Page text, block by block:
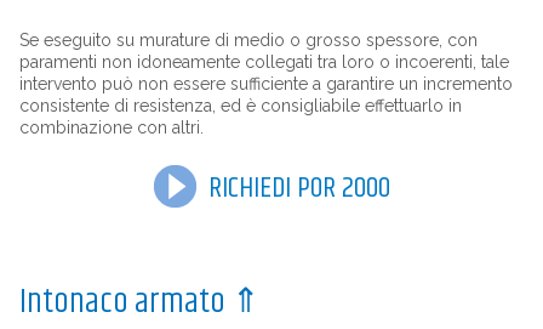
Se eseguito su murature di medio o grosso spessore, con
paramenti non idoneamente collegati tra loro o incoerenti, tale
intervento può non essere sufficiente a garantire un incremento
consistente di resistenza, ed è consigliabile effettuarlo in
combinazione con altri.
RICHIEDI POR 2000
Intonaco armato ⇑